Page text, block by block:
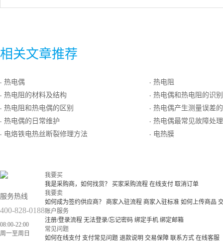
相关文章推荐
· 热电偶
· 热电阻的材料及结构
· 热电阻和热电偶的区别
· 热电偶的日常维护
· 电烙铁电热丝断裂修理方法
· 热电阻
· 热电偶和热电阻的识
· 热电偶产生测量误差
· 热电偶最常见故障处
· 电热膜
服务热线
400-828-0188
08:00-22:00
周一至周日
我要买
我是采购商，如何找货？
买家采购流程 在线支付 取消订单
我要卖
如何成为签约供应商？
商家入驻流程 商家入驻标准 如何上传商品
账户服务
注册/登录流程 无法登录/忘记密码 绑定手机 绑定邮箱
常见问题
如何在线支付 支付常见问题 退款说明 交易保障 联系方式 在线客服